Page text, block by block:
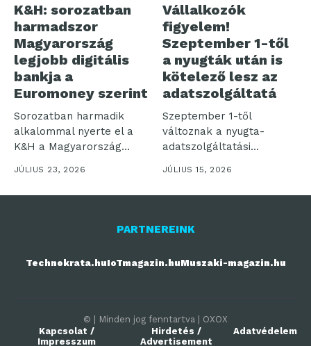
K&H: sorozatban
harmadszor
Magyarország
legjobb digitális
bankja a
Euromoney szerint
Sorozatban harmadik
alkalommal nyerte el a
K&H a Magyarország
Legjobb Digitális Bankja...
JÚLIUS 23, 2026
Vállalkozók
figyelem!
Szeptember 1-től
a nyugták után is
kötelező lesz az
adatszolgáltatá
Szeptember 1-től
változnak a nyugta-
adatszolgáltatási
kötelezettségek, több
tízezer vállalkozás lehet
érintett –...
JÚLIUS 15, 2026
PARTNEREINK
Technokrata.huIoTmagazin.huMuszaki-magazin.hu
© | Minden jog fenntartva | OXOX
Kapcsolat /
Impresszum
Hirdetés /
Advertisement
Adatvédelem